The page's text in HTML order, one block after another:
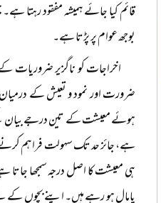
قائم کیا جائے ہمیشہ مفقود رہتا
بوجھ عوام پر پڑتا ہے۔
اخراجات کو ناگزیر ضروریات
ضرورت اور نمود و تعیش کے
ہے، جائز حد تک سہولت فراہم کرنے
ہی معیشت کا اصل درجہ سمجھا
پامال ہو رہے ہیں۔ اپنے بچوں کے